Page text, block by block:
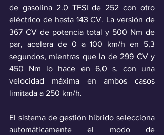
de gasolina 2.0 TFSI de 252 con otro
eléctrico de hasta 143 CV. La versión de
367 CV de potencia total y 500 Nm de
par, acelera de 0 a 100 km/h en 5,3
segundos, mientras que la de 299 CV y
450 Nm lo hace en 6,0 s. con una
velocidad máxima en ambos casos
limitada a 250 km/h.
El sistema de gestión híbrido selecciona
automáticamente el modo de